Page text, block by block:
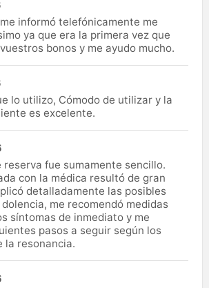
informó telefónicamente me
ya que era la primera vez que
bonos y me ayudo mucho.
lo utilizo, Cómodo de utilizar y la
es excelente.
reserva fue sumamente sencillo.
con la médica resultó de gran
detalladamente las posibles
me recomendó medidas
síntomas de inmediato y me
pasos a seguir según los
la resonancia.